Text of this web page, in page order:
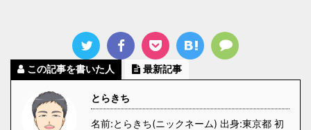
この記事を書いた人 最新記事
とらきち
名前:とらきち(ニックネーム) 出身:東京都 初